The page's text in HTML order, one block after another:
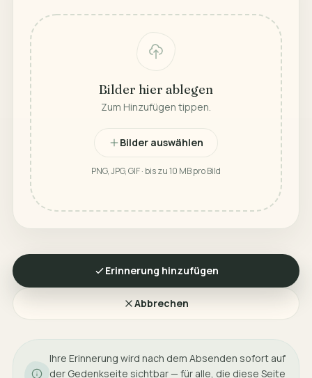
Bilder hier ablegen
Zum Hinzufügen tippen.
Bilder auswählen
PNG, JPG, GIF · bis zu 10 MB pro Bild
Abbrechen
Erinnerung hinzufügen
Ihre Erinnerung wird nach dem Absenden sofort auf
der Gedenkseite sichtbar — für alle, die diese Seite